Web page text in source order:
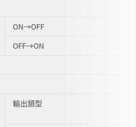
ON→OFF
OFF→ON
輸出類型